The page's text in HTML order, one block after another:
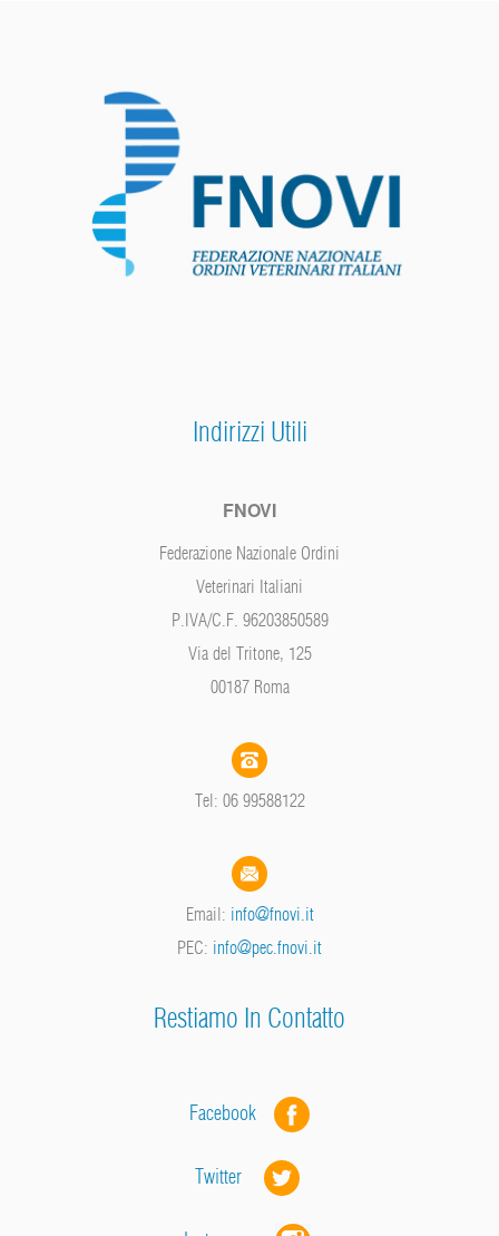
Indirizzi Utili
FNOVI
Federazione Nazionale Ordini
Veterinari Italiani
P.IVA/C.F. 96203850589
Via del Tritone, 125
00187 Roma
Tel: 06 99588122
Email: info@fnovi.it
PEC: info@pec.fnovi.it
Restiamo In Contatto
Facebook
Twitter